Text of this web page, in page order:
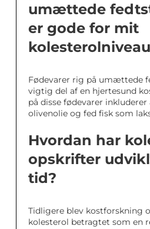
umættede
er gode for mit
Fødevarer rig på umættede
vigtig del af en hjertesund
på disse fødevarer
olivenolie og fed fisk som
Hvordan har
opskrifter
tid?
Tidligere blev kostforskning
kolesterol betragtet som en